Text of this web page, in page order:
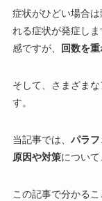
症状がひどい場合
れる症状が発症し
感ですが、
回数を
そして、さまざま
す。
当記事では、 パラフ
原因や対策について
この記事で分かるこ